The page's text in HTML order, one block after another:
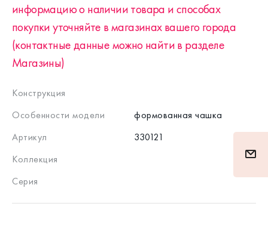
информацию о наличии товара и способах
покупки уточняйте в магазинах вашего города
(контактные данные можно найти в разделе
Магазины)
Конструкция
Особенности модели
формованная чашка
Артикул
330121
Коллекция
Серия